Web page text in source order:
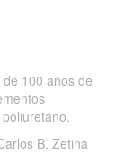
100 años de
B. Zetina